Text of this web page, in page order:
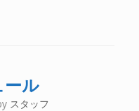
ル
スタッフ